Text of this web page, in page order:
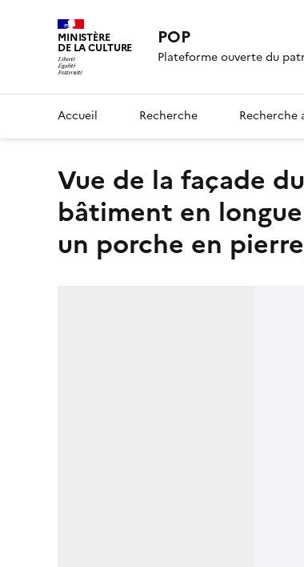
MINISTÈRE
DE LA CULTURE POP
Plateforme ouverte du
Accueil Recherche Recherche
Vue de la façade du château composé d'un corps de
bâtiment en
un porche en